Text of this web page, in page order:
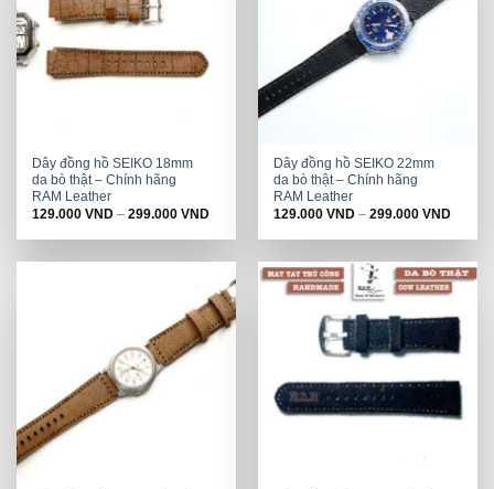
Dây đồng hồ SEIKO 18mm
da bò thật – Chính hãng
RAM Leather
129.000VND –299.000VND
Dây đồng hồ SEIKO 22mm
da bò thật – Chính hãng
RAM Leather
129.000VND –299.000VND